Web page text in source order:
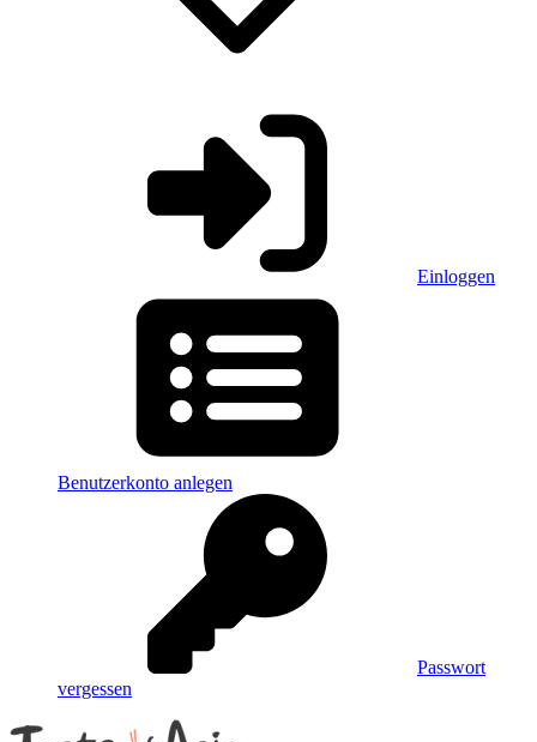
Einloggen
Benutzerkonto anlegen
Passwort
vergessen